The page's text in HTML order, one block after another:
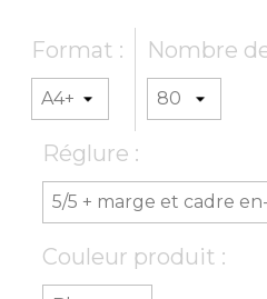
Format : Nombre
Réglure :
Couleur produit :